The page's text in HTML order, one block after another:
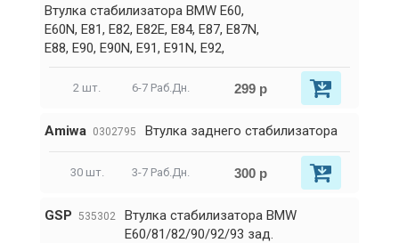
Втулка стабилизатора BMW E60,
E60N, E81, E82, E82E, E84, E87, E87N,
E88, E90, E90N, E91, E91N, E92,
2 шт. 6-7 Раб.Дн. 299 р
Amiwa 0302795 Втулка заднего стабилизатора
30 шт. 3-7 Раб.Дн. 300 р
GSP 535302
Втулка стабилизатора BMW
E60/81/82/90/92/93 зад.